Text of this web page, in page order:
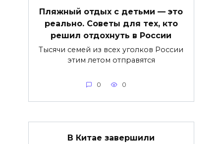
Пляжный отдых с детьми — это
реально. Советы для тех, кто
решил отдохнуть в России
Тысячи семей из всех уголков России
этим летом отправятся
0 0
В Китае завершили